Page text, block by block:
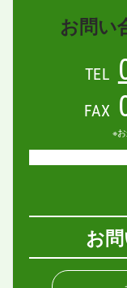
お問い
TEL
FAX
※
お